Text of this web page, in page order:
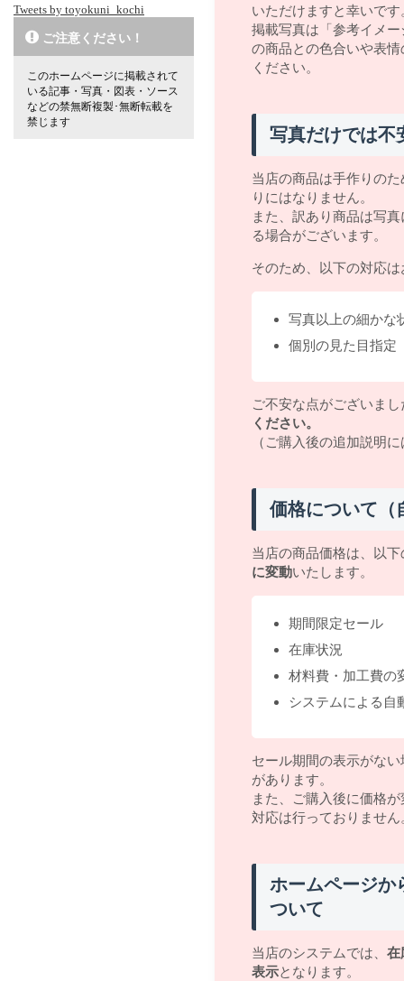
いただけますと幸いです
掲載写真は「参考イメ
の商品との色合いや表
ください。
写真だけでは不
当店の商品は手作りの
りにはなりません。
また、訳あり商品は写
る場合がございます。
そのため、以下の対応
写真以上の細かな
個別の見た目指定
ご不安な点がございまし
ください。
（ご購入後の追加説明
価格について（
当店の商品価格は、以
に変動いたします。
期間限定セール
在庫状況
材料費・加工費の
システムによる自
セール期間の表示がな
があります。
また、ご購入後に価格
対応は行っておりません
ホームページか
ついて
当店のシステムでは、 在
表示となります。
Tweets by toyokuni_kochi
ご注意ください！
このホームページに掲載されて
いる記事・写真・図表・ソース
などの禁無断複製･無断転載を
禁じます